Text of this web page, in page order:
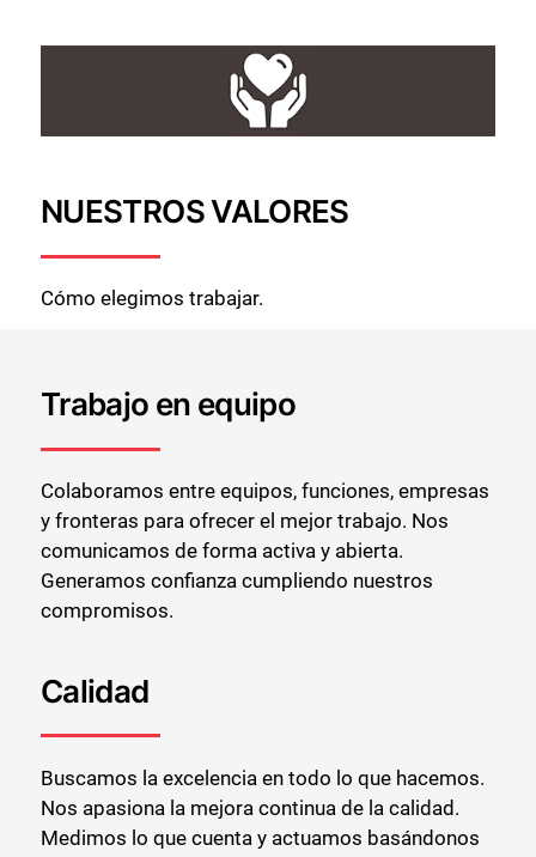
NUESTROS VALORES
Cómo elegimos trabajar.
Trabajo en equipo
Colaboramos entre equipos, funciones, empresas
y fronteras para ofrecer el mejor trabajo. Nos
comunicamos de forma activa y abierta.
Generamos confianza cumpliendo nuestros
compromisos.
Calidad
Buscamos la excelencia en todo lo que hacemos.
Nos apasiona la mejora continua de la calidad.
Medimos lo que cuenta y actuamos basándonos